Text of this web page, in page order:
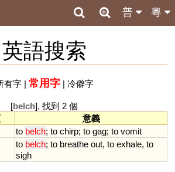
粵
普
英語搜索
有字| 常用字| 冷僻字
[belch], 找到 2 個
意義
to belch; to chirp; to gag; to vomit
to belch; to breathe out, to exhale, to
sigh